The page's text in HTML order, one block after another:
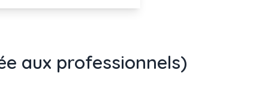
aux professionnels)